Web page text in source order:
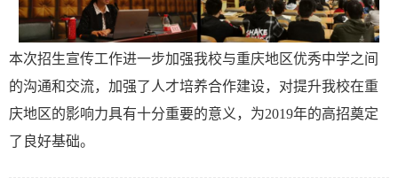
本次招生宣传工作进一步加强我校与重庆地区优秀中学之间
的沟通和交流，加强了人才培养合作建设，对提升我校在重
庆地区的影响力具有十分重要的意义，为2019年的高招奠定
了良好基础。